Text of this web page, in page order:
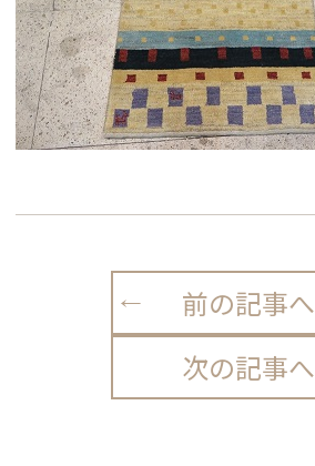
前の記事へ
次の記事へ